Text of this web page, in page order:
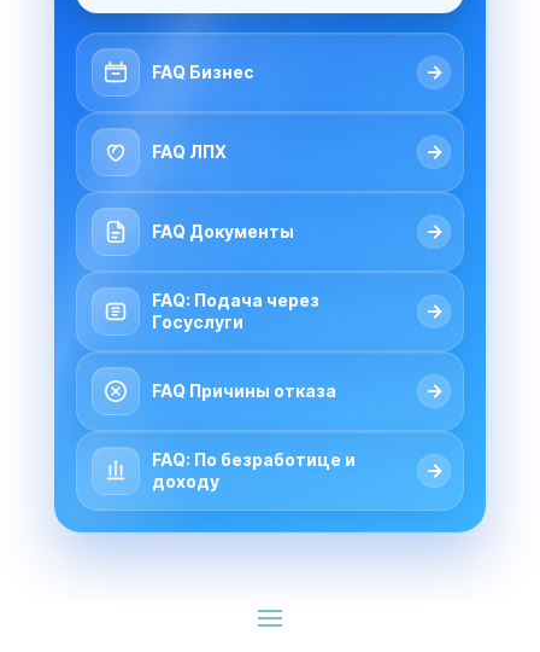
FAQ Бизнес →
FAQ ЛПХ →
FAQ Документы →
FAQ: Подача через
Госуслуги
→
FAQ Причины отказа →
FAQ: По безработице и
доходу
→